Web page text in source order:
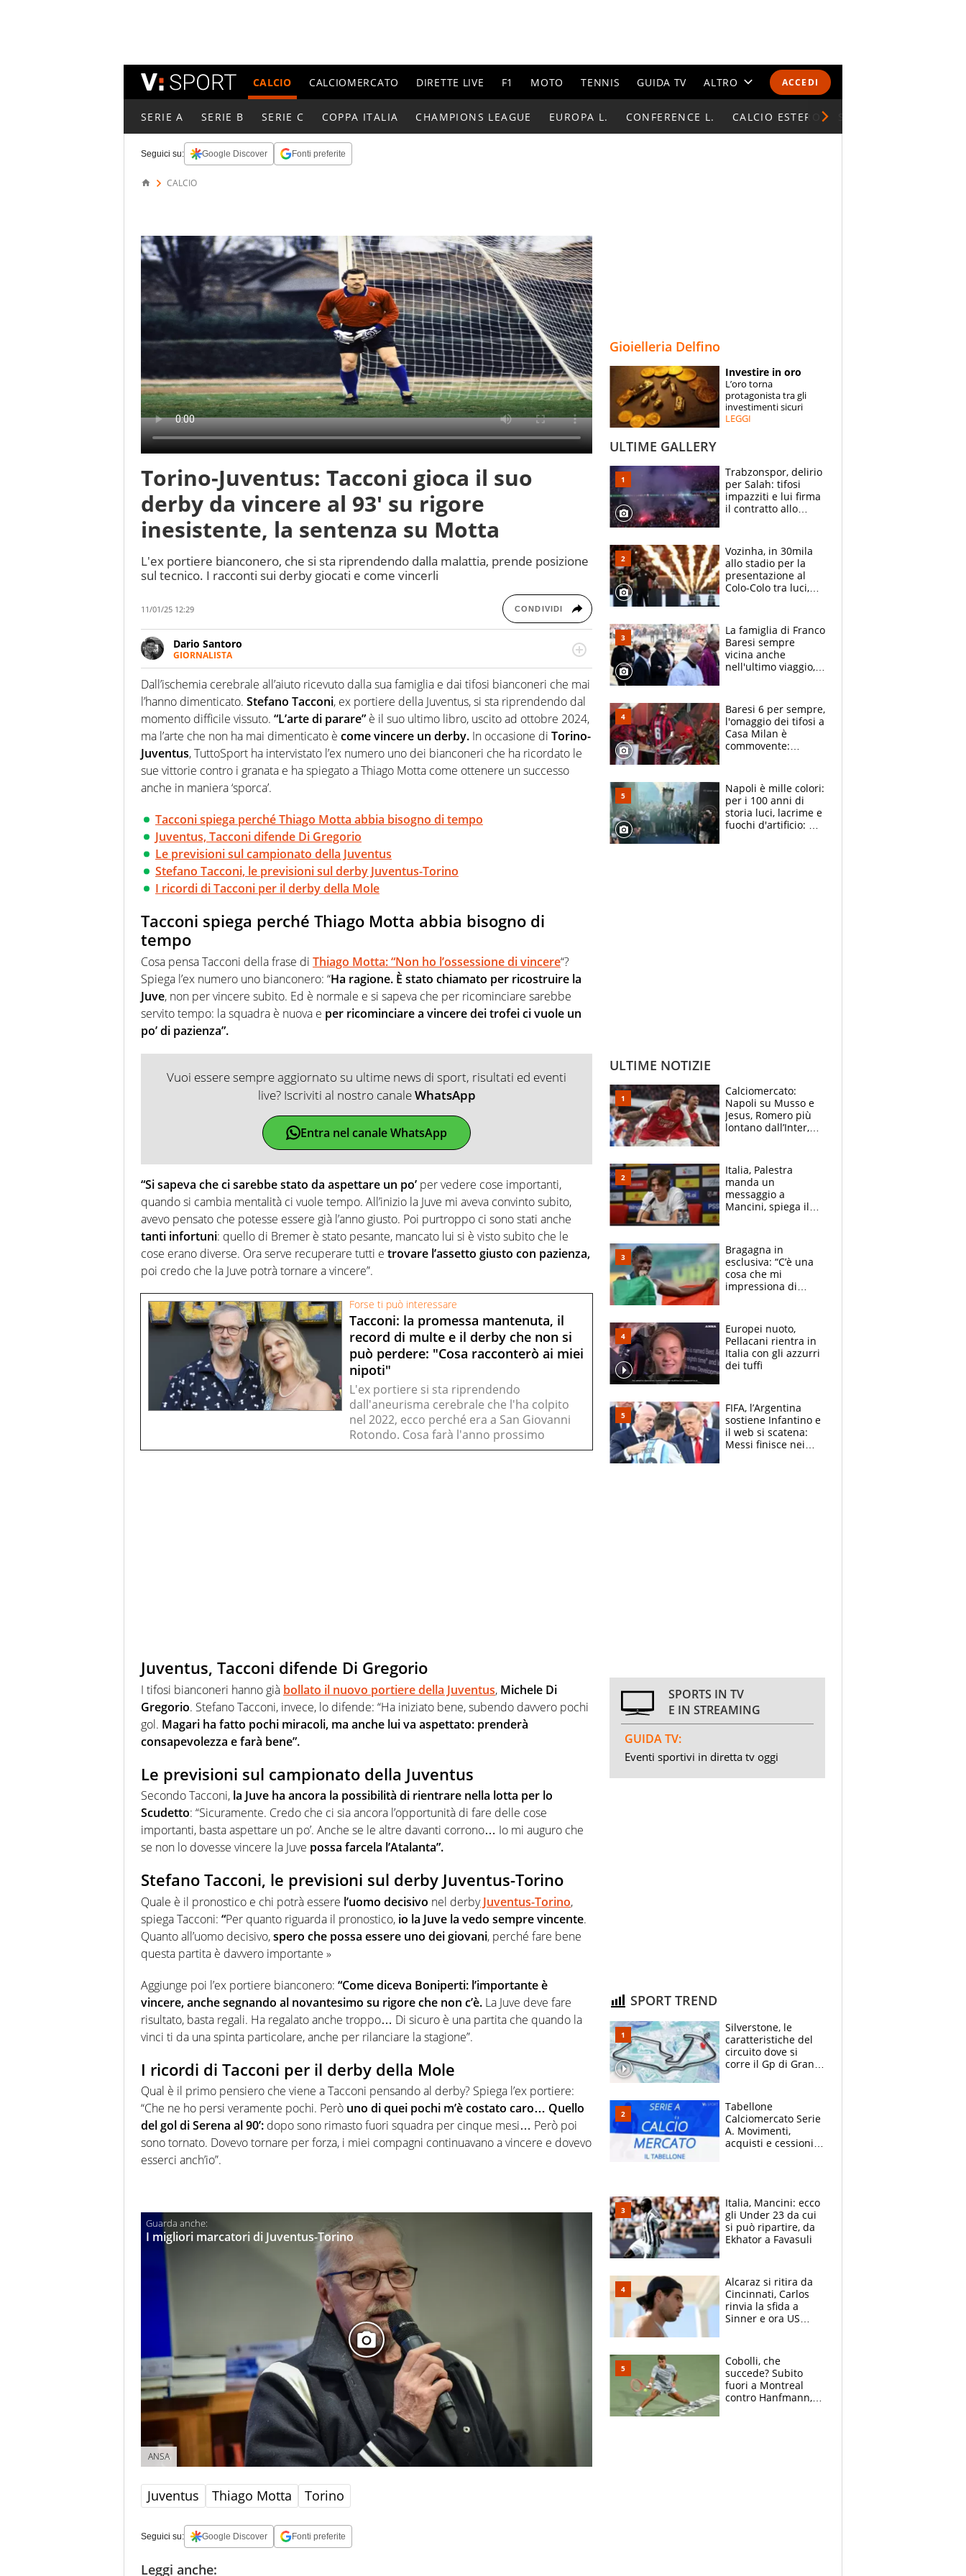
ACCEDI
CALCIO CALCIOMERCATO DIRETTE LIVE F1 MOTO TENNIS GUIDA TV ALTRO
CALENDARI E CLASSIFICHE
ESPERTI
CONTATTI
SERIE A SERIE B SERIE C COPPA ITALIA CHAMPIONS LEAGUE EUROPA L. CONFERENCE L. CALCIO ESTERO
Seguici su: Google Discover Fonti preferite
CALCIO
Torino-Juventus: Tacconi gioca il suo
derby da vincere al 93' su rigore
inesistente, la sentenza su Motta
L'ex portiere bianconero, che si sta riprendendo dalla malattia, prende posizione
sul tecnico. I racconti sui derby giocati e come vincerli
11/01/25 12:29 CONDIVIDI
Dario Santoro
GIORNALISTA
Scrive, commenta, racconta lo sport in tutte le sfaccettature. Tocca l'apice quando ha
modo di concentrarsi sulle interviste ai grandi protagonisti
Dall’ischemia cerebrale all’aiuto ricevuto dalla sua famiglia e dai tifosi bianconeri che mai
l’hanno dimenticato. Stefano Tacconi, ex portiere della Juventus, si sta riprendendo dal
momento difficile vissuto. “L’arte di parare” è il suo ultimo libro, uscito ad ottobre 2024,
ma l’arte che non ha mai dimenticato è come vincere un derby. In occasione di Torino-
Juventus, TuttoSport ha intervistato l’ex numero uno dei bianconeri che ha ricordato le
sue vittorie contro i granata e ha spiegato a Thiago Motta come ottenere un successo
anche in maniera ‘sporca’.
Tacconi spiega perché Thiago Motta abbia bisogno di tempo
Juventus, Tacconi difende Di Gregorio
Le previsioni sul campionato della Juventus
Stefano Tacconi, le previsioni sul derby Juventus-Torino
I ricordi di Tacconi per il derby della Mole
Tacconi spiega perché Thiago Motta abbia bisogno di
tempo
Cosa pensa Tacconi della frase di Thiago Motta: “Non ho l’ossessione di vincere“?
Spiega l’ex numero uno bianconero: “Ha ragione. È stato chiamato per ricostruire la
Juve, non per vincere subito. Ed è normale e si sapeva che per ricominciare sarebbe
servito tempo: la squadra è nuova e per ricominciare a vincere dei trofei ci vuole un
po’ di pazienza”.
Vuoi essere sempre aggiornato su ultime news di sport, risultati ed eventi
live? Iscriviti al nostro canaleWhatsApp
Entra nel canale WhatsApp
“Si sapeva che ci sarebbe stato da aspettare un po’ per vedere cose importanti,
quando si cambia mentalità ci vuole tempo. All’inizio la Juve mi aveva convinto subito,
avevo pensato che potesse essere già l’anno giusto. Poi purtroppo ci sono stati anche
tanti infortuni: quello di Bremer è stato pesante, mancato lui si è visto subito che le
cose erano diverse. Ora serve recuperare tutti e trovare l’assetto giusto con pazienza,
poi credo che la Juve potrà tornare a vincere”.
Forse ti può interessare
Tacconi: la promessa mantenuta, il
record di multe e il derby che non si
può perdere: "Cosa racconterò ai miei
nipoti"
L'ex portiere si sta riprendendo
dall'aneurisma cerebrale che l'ha colpito
nel 2022, ecco perché era a San Giovanni
Rotondo. Cosa farà l'anno prossimo
Juventus, Tacconi difende Di Gregorio
I tifosi bianconeri hanno già bollato il nuovo portiere della Juventus, Michele Di
Gregorio. Stefano Tacconi, invece, lo difende: “Ha iniziato bene, subendo davvero pochi
gol. Magari ha fatto pochi miracoli, ma anche lui va aspettato: prenderà
consapevolezza e farà bene”.
Le previsioni sul campionato della Juventus
Secondo Tacconi, la Juve ha ancora la possibilità di rientrare nella lotta per lo
Scudetto: “Sicuramente. Credo che ci sia ancora l’opportunità di fare delle cose
importanti, basta aspettare un po’. Anche se le altre davanti corrono… Io mi auguro che
se non lo dovesse vincere la Juve possa farcela l’Atalanta”.
Stefano Tacconi, le previsioni sul derby Juventus-Torino
Quale è il pronostico e chi potrà essere l’uomo decisivo nel derbyJuventus-Torino,
spiega Tacconi: “Per quanto riguarda il pronostico, io la Juve la vedo sempre vincente.
Quanto all’uomo decisivo,spero che possa essere uno dei giovani, perché fare bene
questa partita è davvero importante »
Aggiunge poi l’ex portiere bianconero: “Come diceva Boniperti: l’importante è
vincere, anche segnando al novantesimo su rigore che non c’è. La Juve deve fare
risultato, basta regali. Ha regalato anche troppo… Di sicuro è una partita che quando la
vinci ti da una spinta particolare, anche per rilanciare la stagione”.
I ricordi di Tacconi per il derby della Mole
Qual è il primo pensiero che viene a Tacconi pensando al derby? Spiega l’ex portiere:
“Che ne ho persi veramente pochi. Però uno di quei pochi m’è costato caro… Quello
del gol di Serena al 90’: dopo sono rimasto fuori squadra per cinque mesi… Però poi
sono tornato. Dovevo tornare per forza, i miei compagni continuavano a vincere e dovevo
esserci anch’io”.
I migliori marcatori di Juventus-Torino
ANSA
Juventus Thiago Motta Torino
Seguici su: Google Discover Fonti preferite
Leggi anche:
Gioielleria Delfino
Investire in oro
L’oro torna
protagonista tra gli
investimenti sicuri
LEGGI
ULTIME GALLERY
Trabzonspor, delirio
per Salah: tifosi
impazziti e lui firma
il contratto allo
Vozinha, in 30mila
allo stadio per la
presentazione al
Colo-Colo tra luci,
La famiglia di Franco
Baresi sempre
vicina anche
nell'ultimo viaggio,
circondati
dall'affetto dei tifosi
Baresi 6 per sempre,
l'omaggio dei tifosi a
Casa Milan è
commovente:
bigliettini
Napoli è mille colori:
per i 100 anni di
storia luci, lacrime e
fuochi d'artificio: De
ULTIME NOTIZIE
Calciomercato:
Napoli su Musso e
Jesus, Romero più
lontano dall’Inter,
tabellone
Italia, Palestra
manda un
messaggio a
Mancini, spiega il
l'alleanza con
Donnarumma
Bragagna in
esclusiva: “C’è una
cosa che mi
impressiona di
E svela la sorpresa
agli Europei
Europei nuoto,
Pellacani rientra in
Italia con gli azzurri
dei tuffi
FIFA, l’Argentina
sostiene Infantino e
il web si scatena:
Messi finisce nei
SPORTS IN TV
E IN STREAMING
GUIDA TV:
Eventi sportivi in diretta tv oggi
SPORT TREND
Silverstone, le
caratteristiche del
circuito dove si
corre il Gp di Gran
Tabellone
Calciomercato Serie
A. Movimenti,
acquisti e cessioni:
Italia, Mancini: ecco
gli Under 23 da cui
si può ripartire, da
Ekhator a Favasuli
Alcaraz si ritira da
Cincinnati, Carlos
rinvia la sfida a
Sinner e ora US
Cobolli, che
succede? Subito
fuori a Montreal
contro Hanfmann,